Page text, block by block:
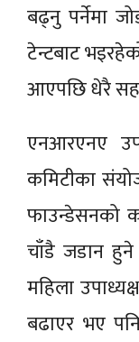
बढ्नु पर्नेमा
टेन्टबाट
आएपछि धेरै
एनआरएनए
कमिटीका
फाउन्डेसनको
चाँडै जडान
महिला
बढाएर भए